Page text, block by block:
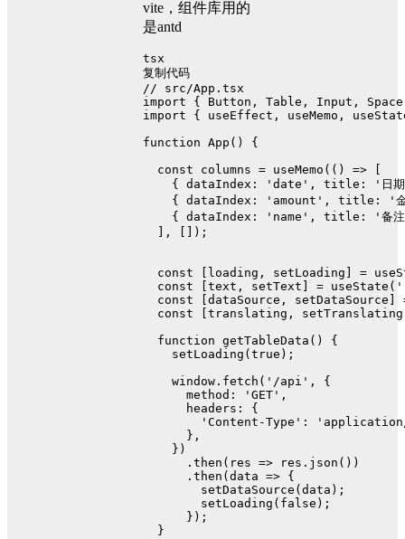
vite，组件库用的
是antd
tsx
复制代码
// src/App.tsx
import { Button , Table , Input , Space
import { useEffect, useMemo,
function App ( ) {
const columns = useMemo ( () =>
    {
dataIndex : 'date' , title :
'日
    {
dataIndex : 'amount' , title :
'
    {
dataIndex : 'name' , title :
'备
  ], []);
const [loading, setLoading] =
const [text, setText] = useState (
const [dataSource,
const [translating,
function getTableData ( ) {
setLoading ( true );
window . fetch ( '/api' , {
method : 'GET' ,
headers : {
'Content-Type' :
      },
    })
      .
then ( res => res. json ())
      .
then ( data => {
setDataSource (data);
setLoading ( false );
      });
  }